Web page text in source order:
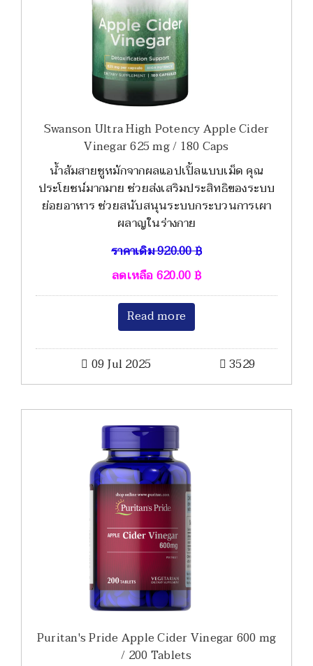
Swanson Ultra High Potency Apple Cider
Vinegar 625 mg / 180 Caps
น้ำส้มสายชูหมักจากผลแอปเปิ้ลแบบเม็ด คุณ
ประโยชน์มากมาย ช่วยส่งเสริมประสิทธิของระบบ
ย่อยอาหาร ช่วยสนับสนุนระบบกระบวนการเผา
ผลาญในร่างกาย
ราคาเดิม920.00฿
ลดเหลือ620.00฿
Read more
09 Jul 2025 3529
Puritan's Pride Apple Cider Vinegar 600 mg
/ 200 Tablets